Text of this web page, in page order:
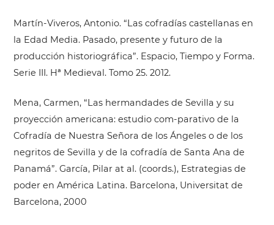
Martín-Viveros, Antonio. “Las cofradías castellanas en
la Edad Media. Pasado, presente y futuro de la
producción historiográfica”. Espacio, Tiempo y Forma.
Serie III. Hª Medieval. Tomo 25. 2012.
Mena, Carmen, “Las hermandades de Sevilla y su
proyección americana: estudio com-parativo de la
Cofradía de Nuestra Señora de los Ángeles o de los
negritos de Sevilla y de la cofradía de Santa Ana de
Panamá”. García, Pilar at al. (coords.), Estrategias de
poder en América Latina. Barcelona, Universitat de
Barcelona, 2000